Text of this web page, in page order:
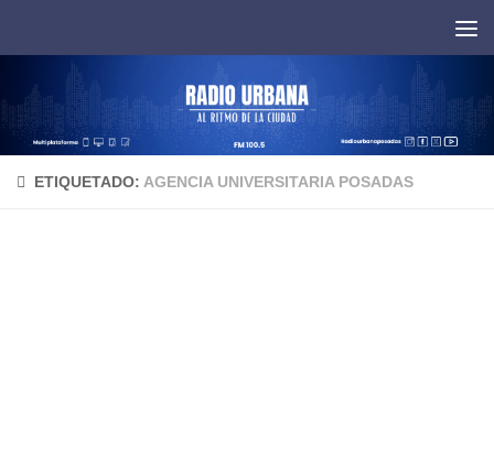
ETIQUETADO: AGENCIA UNIVERSITARIA POSADAS